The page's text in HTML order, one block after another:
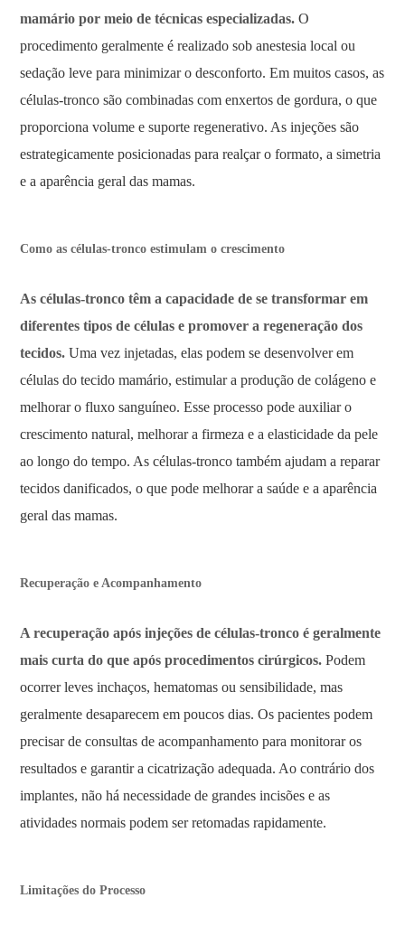
mamário por meio de técnicas especializadas. O
procedimento geralmente é realizado sob anestesia local ou
sedação leve para minimizar o desconforto. Em muitos casos, as
células-tronco são combinadas com enxertos de gordura, o que
proporciona volume e suporte regenerativo. As injeções são
estrategicamente posicionadas para realçar o formato, a simetria
e a aparência geral das mamas.
Como as células-tronco estimulam o crescimento
As células-tronco têm a capacidade de se transformar em
diferentes tipos de células e promover a regeneração dos
tecidos. Uma vez injetadas, elas podem se desenvolver em
células do tecido mamário, estimular a produção de colágeno e
melhorar o fluxo sanguíneo. Esse processo pode auxiliar o
crescimento natural, melhorar a firmeza e a elasticidade da pele
ao longo do tempo. As células-tronco também ajudam a reparar
tecidos danificados, o que pode melhorar a saúde e a aparência
geral das mamas.
Recuperação e Acompanhamento
A recuperação após injeções de células-tronco é geralmente
mais curta do que após procedimentos cirúrgicos. Podem
ocorrer leves inchaços, hematomas ou sensibilidade, mas
geralmente desaparecem em poucos dias. Os pacientes podem
precisar de consultas de acompanhamento para monitorar os
resultados e garantir a cicatrização adequada. Ao contrário dos
implantes, não há necessidade de grandes incisões e as
atividades normais podem ser retomadas rapidamente.
Limitações do Processo